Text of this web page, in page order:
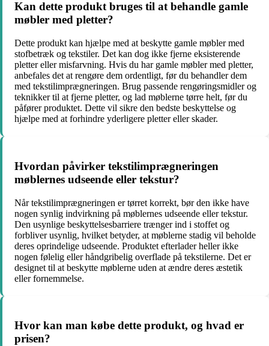
Kan dette produkt bruges til at behandle gamle
møbler med pletter?
Dette produkt kan hjælpe med at beskytte gamle møbler med
stofbetræk og tekstiler. Det kan dog ikke fjerne eksisterende
pletter eller misfarvning. Hvis du har gamle møbler med pletter,
anbefales det at rengøre dem ordentligt, før du behandler dem
med tekstilimprægneringen. Brug passende rengøringsmidler og
teknikker til at fjerne pletter, og lad møblerne tørre helt, før du
påfører produktet. Dette vil sikre den bedste beskyttelse og
hjælpe med at forhindre yderligere pletter eller skader.
Hvordan påvirker tekstilimprægneringen
møblernes udseende eller tekstur?
Når tekstilimprægneringen er tørret korrekt, bør den ikke have
nogen synlig indvirkning på møblernes udseende eller tekstur.
Den usynlige beskyttelsesbarriere trænger ind i stoffet og
forbliver usynlig, hvilket betyder, at møblerne stadig vil beholde
deres oprindelige udseende. Produktet efterlader heller ikke
nogen følelig eller håndgribelig overflade på tekstilerne. Det er
designet til at beskytte møblerne uden at ændre deres æstetik
eller fornemmelse.
Hvor kan man købe dette produkt, og hvad er
prisen?